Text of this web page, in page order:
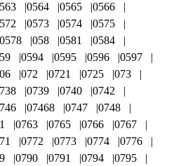
0564 0565
0566
0573 0574
0575
0578 058 0581
0584
0594 0595 0596
0597
06 072 0721 0725
073
0739 0740
0742
07468 0747
0748
0763 0765 0766
0767
0772 0773 0774
0776
0790 0791 0794
0795